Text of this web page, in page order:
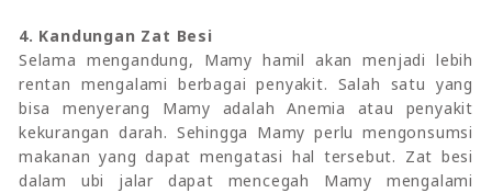
4. Kandungan Zat Besi
Selama mengandung, Mamy hamil akan menjadi lebih
rentan mengalami berbagai penyakit. Salah satu yang
bisa menyerang Mamy adalah Anemia atau penyakit
kekurangan darah. Sehingga Mamy perlu mengonsumsi
makanan yang dapat mengatasi hal tersebut. Zat besi
dalam ubi jalar dapat mencegah Mamy mengalami